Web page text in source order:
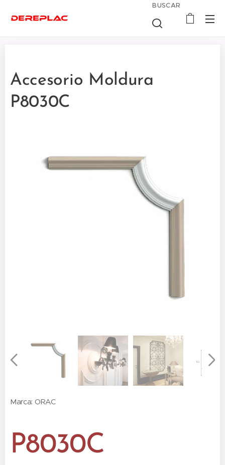
BUSCAR
Accesorio Moldura
P8030C
Marca: ORAC
P8030C